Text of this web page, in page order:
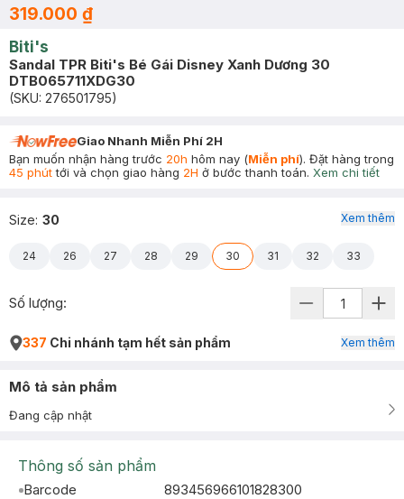
319.000 ₫
Biti's
Sandal TPR Biti's Bé Gái Disney Xanh Dương 30
DTB065711XDG30
(SKU: 276501795)
Giao Nhanh Miễn Phí 2H
Bạn muốn nhận hàng trước 20h hôm nay (Miễn phí). Đặt hàng trong
45 phúttới và chọn giao hàng 2H ở bước thanh toán. Xem chi tiết
Size: 30
24 26 27 28 29 30 31 32 33
Xem thêm
Số lượng:
337 Chi nhánh tạm hết sản phẩm Xem thêm
Mô tả sản phẩm
Đang cập nhật
Thông số sản phẩm
Barcode
893456966101828300